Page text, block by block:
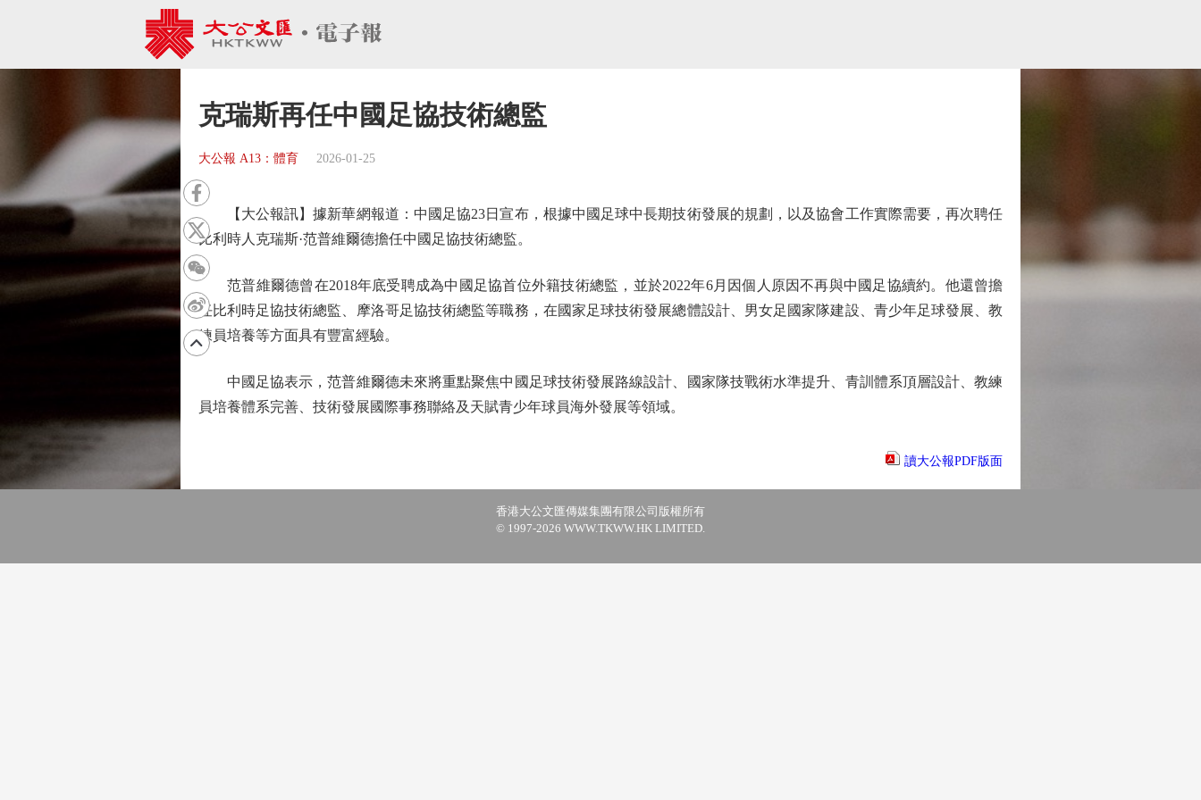
克瑞斯再任中國足協技術總監
大公報 A13：體育 2026-01-25
【大公報訊】據新華網報道：中國足協23日宣布，根據中國足球中長期技術發展的規劃，以及協會工作實際需要，再次聘任
比利時人克瑞斯·范普維爾德擔任中國足協技術總監。
范普維爾德曾在2018年底受聘成為中國足協首位外籍技術總監，並於2022年6月因個人原因不再與中國足協續約。他還曾擔
任比利時足協技術總監、摩洛哥足協技術總監等職務，在國家足球技術發展總體設計、男女足國家隊建設、青少年足球發展、教
練員培養等方面具有豐富經驗。
中國足協表示，范普維爾德未來將重點聚焦中國足球技術發展路線設計、國家隊技戰術水準提升、青訓體系頂層設計、教練
員培養體系完善、技術發展國際事務聯絡及天賦青少年球員海外發展等領域。
讀大公報PDF版面
香港大公文匯傳媒集團有限公司版權所有
© 1997-2026 WWW.TKWW.HK LIMITED.